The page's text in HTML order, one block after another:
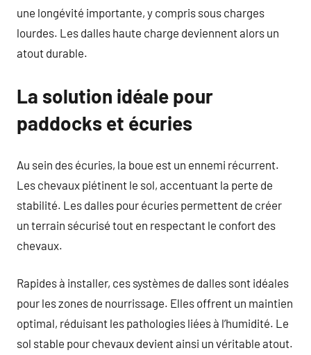
une longévité importante, y compris sous charges
lourdes. Les dalles haute charge deviennent alors un
atout durable.
La solution idéale pour
paddocks et écuries
Au sein des écuries, la boue est un ennemi récurrent.
Les chevaux piétinent le sol, accentuant la perte de
stabilité. Les dalles pour écuries permettent de créer
un terrain sécurisé tout en respectant le confort des
chevaux.
Rapides à installer, ces systèmes de dalles sont idéales
pour les zones de nourrissage. Elles offrent un maintien
optimal, réduisant les pathologies liées à l’humidité. Le
sol stable pour chevaux devient ainsi un véritable atout.